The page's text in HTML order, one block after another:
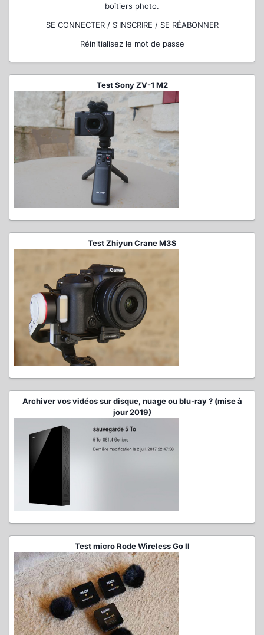
boîtiers photo.
SE CONNECTER / S'INSCRIRE / SE RÉABONNER
Réinitialisez le mot de passe
Test Sony ZV-1 M2
Test Zhiyun Crane M3S
Archiver vos vidéos sur disque, nuage ou blu-ray ? (mise à
jour 2019)
Test micro Rode Wireless Go II